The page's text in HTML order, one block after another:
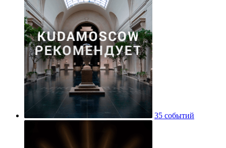
35 событий